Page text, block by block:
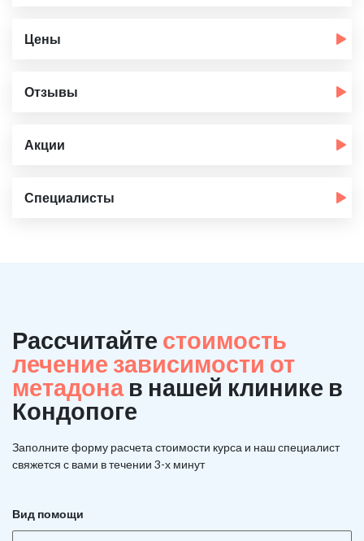
Цены
Отзывы
Акции
Специалисты
Рассчитайте стоимость
лечение зависимости от
метадона в нашей клинике в
Кондопоге
Заполните форму расчета стоимости курса и наш специалист
свяжется с вами в течении 3-х минут
Вид помощи